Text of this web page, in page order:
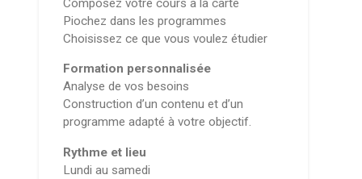
Composez votre cours à la carte
Piochez dans les programmes
Choisissez ce que vous voulez étudier
Formation personnalisée
Analyse de vos besoins
Construction d’un contenu et d’un
programme adapté à votre objectif.
Rythme et lieu
Lundi au samedi